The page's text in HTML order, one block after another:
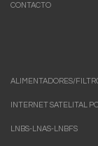
CONTACTO
ALIMENTADORES/
INTERNET SATELITAL
LNBS-LNAS-LNBFS